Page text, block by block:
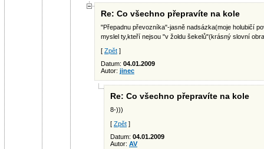
Re: Co všechno přepravíte na kole
"Přepadnu převozníka"-jasně nadsázka(moje holubičí
myslel ty,kteří nejsou "v žoldu šekelů"(krásný slovní
[ Zpět ]
Datum: 04.01.2009
Autor: jinec
Re: Co všechno přepravíte na kole
8-)))
[ Zpět ]
Datum: 04.01.2009
Autor: AV